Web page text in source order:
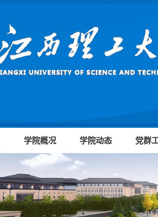
学院概况 学院动态 党群